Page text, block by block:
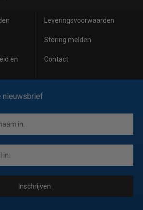
Leveringsvoorwaarden
Storing melden
en
Contact
nieuwsbrief
Inschrijven